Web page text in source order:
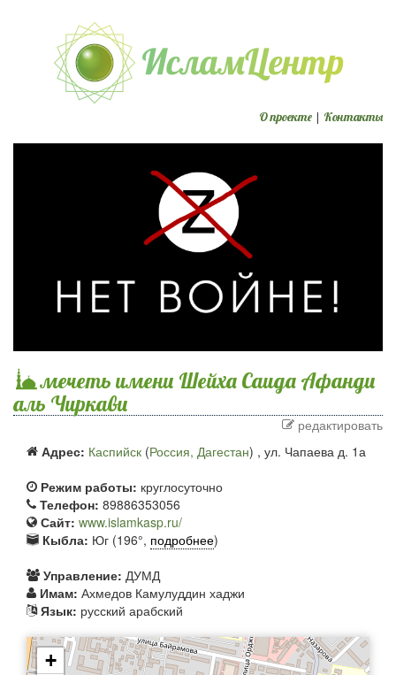
О проекте | Контакты
мечеть имени Шейха Саида Афанди
аль Чиркави
редактировать
Адрес: Каспийск (Россия, Дагестан) , ул. Чапаева д. 1а
Режим работы: круглосуточно
Телефон: 89886353056
Сайт: www.islamkasp.ru/
Кыбла: Юг (196°, подробнее)
Управление: ДУМД
Имам: Ахмедов Камулуддин хаджи
Язык: русский арабский
+